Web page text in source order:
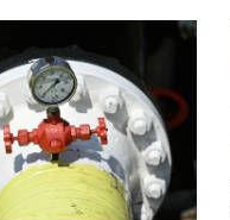
z
e
j
t
ő